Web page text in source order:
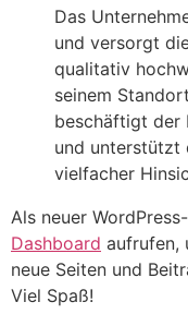
Das
und versorgt
qualitativ
seinem
beschäftigt der
und unterstützt
vielfacher
Als neuer
Dashboard aufrufen,
neue Seiten und
Viel Spaß!